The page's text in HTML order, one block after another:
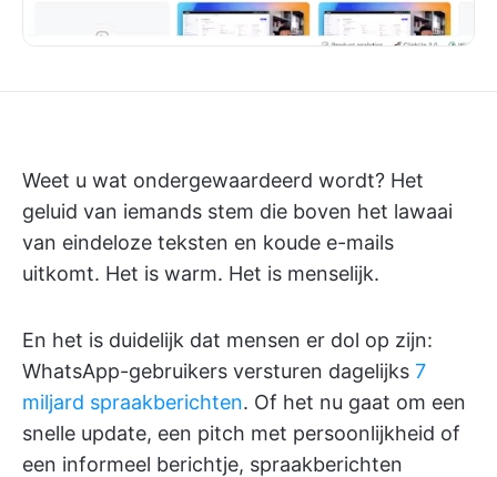
Weet u wat ondergewaardeerd wordt? Het
geluid van iemands stem die boven het lawaai
van eindeloze teksten en koude e-mails
uitkomt. Het is warm. Het is menselijk.
En het is duidelijk dat mensen er dol op zijn:
WhatsApp-gebruikers versturen dagelijks 7
miljard spraakberichten. Of het nu gaat om een
snelle update, een pitch met persoonlijkheid of
een informeel berichtje, spraakberichten